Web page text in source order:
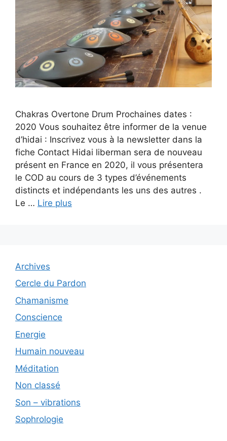
Chakras Overtone Drum Prochaines dates :
2020 Vous souhaitez être informer de la venue
d’hidai : Inscrivez vous à la newsletter dans la
fiche Contact Hidai liberman sera de nouveau
présent en France en 2020, il vous présentera
le COD au cours de 3 types d’événements
distincts et indépendants les uns des autres .
Le … Lire plus
Archives
Cercle du Pardon
Chamanisme
Conscience
Energie
Humain nouveau
Méditation
Non classé
Son – vibrations
Sophrologie